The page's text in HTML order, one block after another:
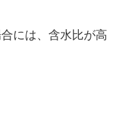
には、含水比が高